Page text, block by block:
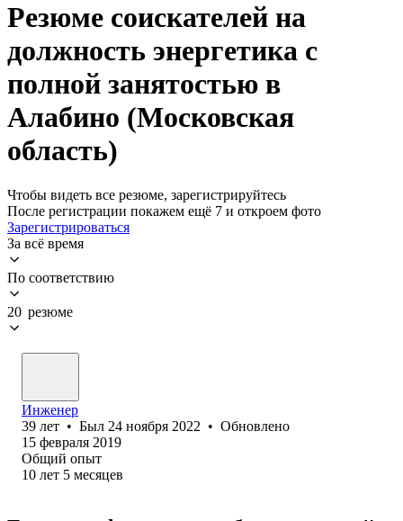
Резюме соискателей на
должность энергетика с
полной занятостью в
Алабино (Московская
область)
Чтобы видеть все резюме, зарегистрируйтесь
После регистрации покажем ещё 7 и откроем фото
Зарегистрироваться
За всё время
По соответствию
20 резюме
Инженер
39 лет • Был 24 ноября 2022 • Обновлено
15 февраля 2019
Общий опыт
10 лет 5 месяцев